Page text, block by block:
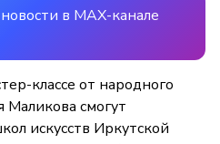
в MAX-канале
классе от народного
смогут
искусств Иркутской